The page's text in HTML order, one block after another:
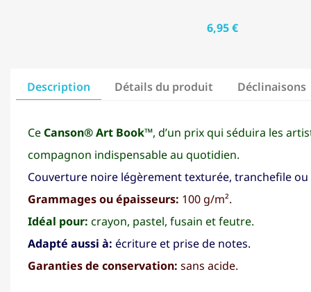
6,95 €
Description Détails du produit Déclinaisons
CeCanson® Art Book™, d’un prix qui séduira les
compagnon indispensable au quotidien.
Couverture noire légèrement texturée, tranchefile ou
Grammages ou épaisseurs: 100 g/m².
Idéal pour: crayon, pastel, fusain et feutre.
Adapté aussi à: écriture et prise de notes.
Garanties de conservation: sans acide.